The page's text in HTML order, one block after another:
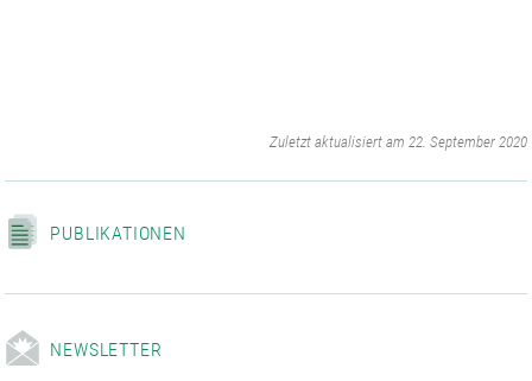
Zuletzt aktualisiert am 22. September 2020
PUBLIKATIONEN
NEWSLETTER